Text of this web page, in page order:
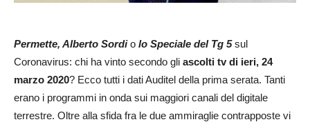
Permette, Alberto Sordio lo Speciale del Tg 5sul
Coronavirus: chi ha vinto secondo gli ascolti tv di ieri, 24
marzo 2020? Ecco tutti i dati Auditel della prima serata. Tanti
erano i programmi in onda sui maggiori canali del digitale
terrestre. Oltre alla sfida fra le due ammiraglie contrapposte vi